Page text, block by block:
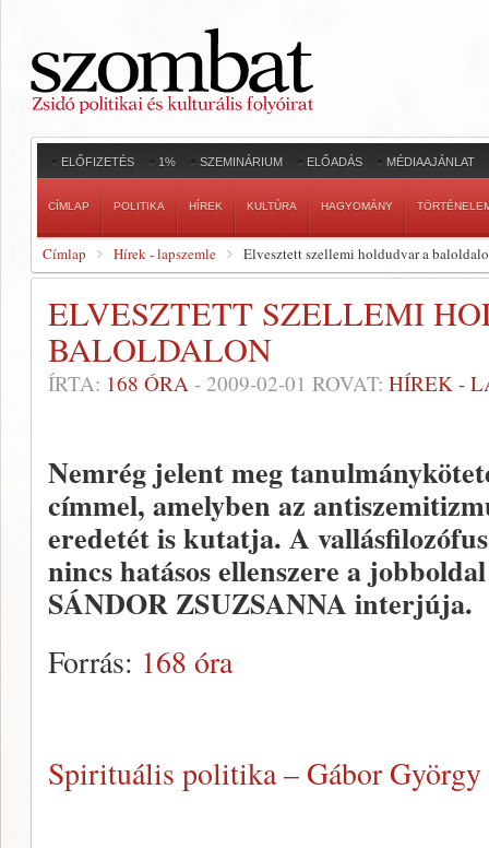
ELŐFIZETÉS 1% SZEMINÁRIUM ELŐADÁS MÉDIAAJÁNLAT
CÍMLAP POLITIKA HÍREK KULTÚRA HAGYOMÁNY
Címlap Hírek - lapszemle Elvesztett szellemi holdudvar a
ELVESZTETT SZELLEMI
BALOLDALON
ÍRTA: 168 ÓRA - 2009-02-01 ROVAT: HÍREK -
Nemrég jelent meg
címmel, amelyben az
eredetét is kutatja. A
nincs hatásos ellenszere a
SÁNDOR ZSUZSANNA interjúja.
Forrás: 168 óra
Spirituális politika – Gábor